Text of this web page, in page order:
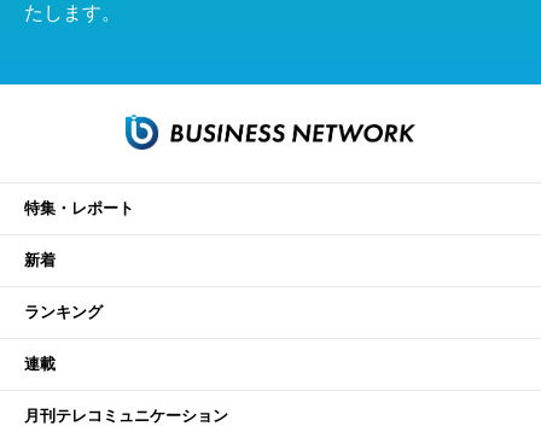
たします。
特集・レポート
新着
ランキング
連載
月刊テレコミュニケーション